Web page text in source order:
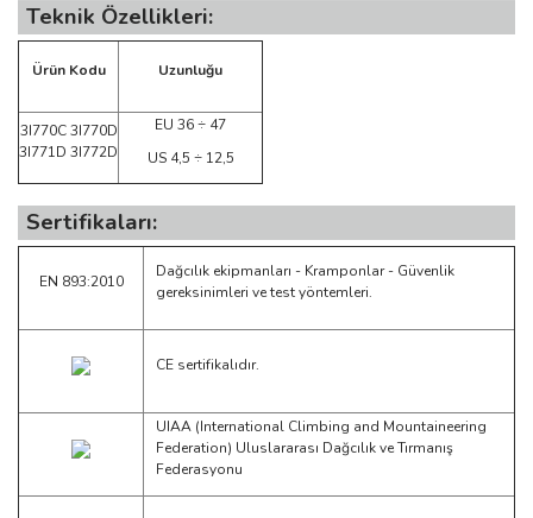
Teknik Özellikleri:
Ürün Kodu Uzunluğu
3I770C 3I770D
3I771D 3I772D
EU 36 ÷ 47
US 4,5 ÷ 12,5
Sertifikaları:
EN 893:2010
Dağcılık ekipmanları - Kramponlar - Güvenlik
gereksinimleri ve test yöntemleri.
CE sertifikalıdır.
UIAA (International Climbing and Mountaineering
Federation) Uluslararası Dağcılık ve Tırmanış
Federasyonu